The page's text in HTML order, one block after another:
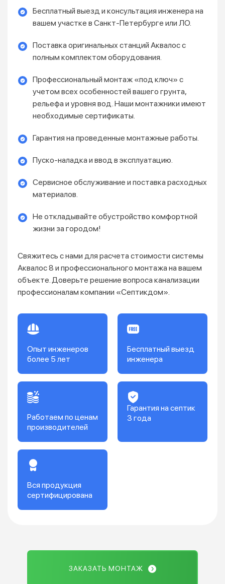
Бесплатный выезд и консультация инженера на
вашем участке в Санкт-Петербурге или ЛО.
Поставка оригинальных станций Аквалос с
полным комплектом оборудования.
Профессиональный монтаж «под ключ» с
учетом всех особенностей вашего грунта,
рельефа и уровня вод. Наши монтажники имеют
необходимые сертификаты.
Гарантия на проведенные монтажные работы.
Пуско-наладка и ввод в эксплуатацию.
Сервисное обслуживание и поставка расходных
материалов.
Не откладывайте обустройство комфортной
жизни за городом!
Свяжитесь с нами для расчета стоимости системы
Аквалос 8 и профессионального монтажа на вашем
объекте. Доверьте решение вопроса канализации
профессионалам компании «Септикдом».
Опыт инженеров
более 5 лет
Бесплатный выезд
инженера
Работаем по ценам
производителей
Гарантия на септик
3 года
Вся продукция
сертифицирована
ЗАКАЗАТЬ МОНТАЖ